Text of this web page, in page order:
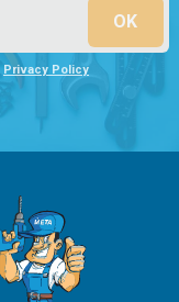
Privacy Policy